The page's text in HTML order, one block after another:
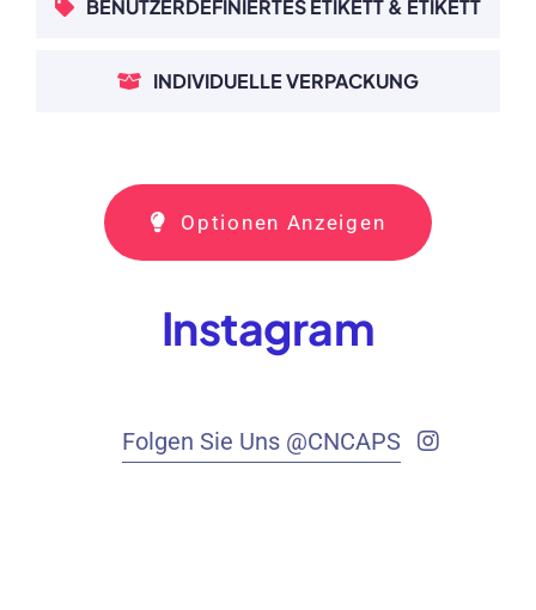
BENUTZERDEFINIERTES ETIKETT & ETIKETT
INDIVIDUELLE VERPACKUNG
Optionen Anzeigen
Instagram
Folgen Sie Uns @CNCAPS